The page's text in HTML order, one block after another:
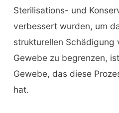
Sterilisations- und
verbessert wurden, um
strukturellen Schädigung
Gewebe zu begrenzen,
Gewebe, das diese
hat.